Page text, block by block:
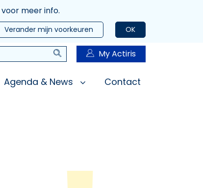
voor meer info.
OK
Verander mijn voorkeuren
Zoeken My Actiris
Agenda & News Contact